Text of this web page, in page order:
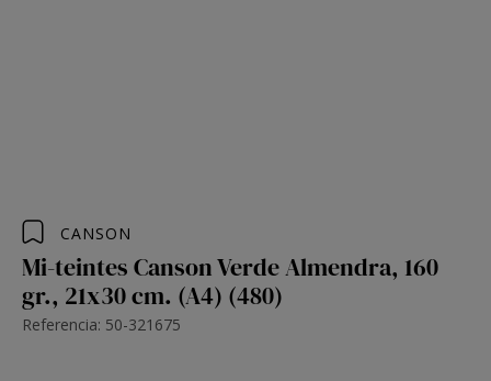
CANSON
Mi-teintes Canson Verde Almendra, 160
gr., 21x30 cm. (A4) (480)
Referencia: 50-321675